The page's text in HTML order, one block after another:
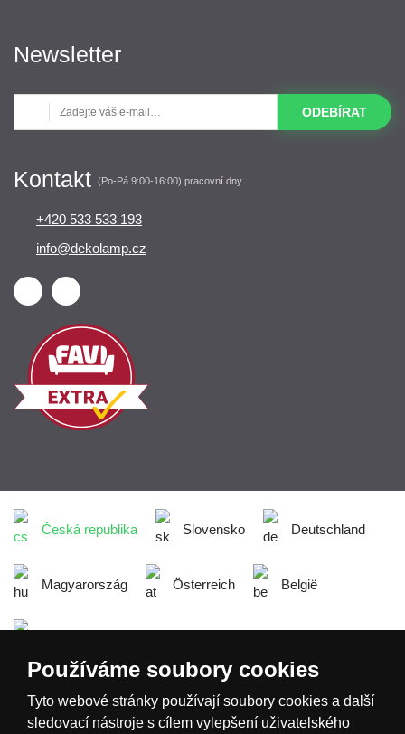
Newsletter
ODEBÍRAT
Kontakt (Po-Pá 9:00-16:00) pracovní dny
+420 533 533 193
info@dekolamp.cz
Česká republika Slovensko Deutschland
Magyarország Österreich België
Používáme soubory cookies
Tyto webové stránky používají soubory cookies a další
sledovací nástroje s cílem vylepšení uživatelského